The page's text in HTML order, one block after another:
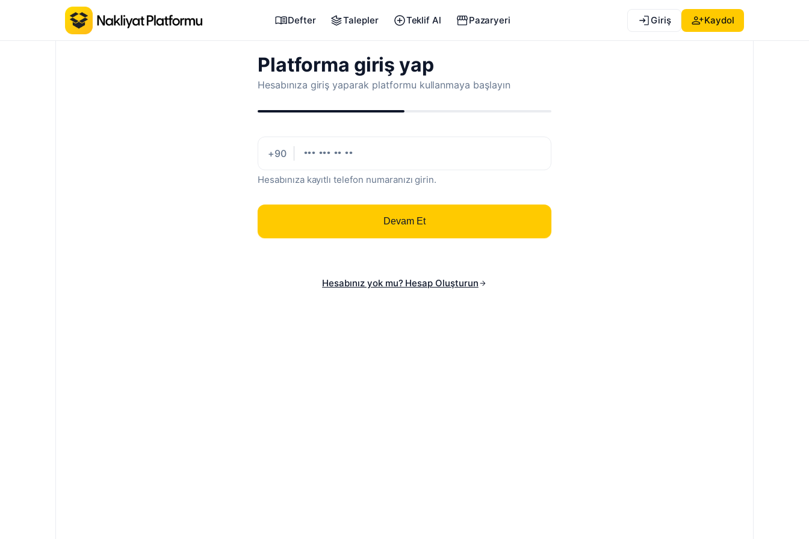
Defter Talepler Teklif Al Pazaryeri Giriş Kaydol
Platforma giriş yap
Hesabınıza giriş yaparak platformu kullanmaya başlayın
+90
Hesabınıza kayıtlı telefon numaranızı girin.
Devam Et
Hesabınız yok mu? Hesap Oluşturun